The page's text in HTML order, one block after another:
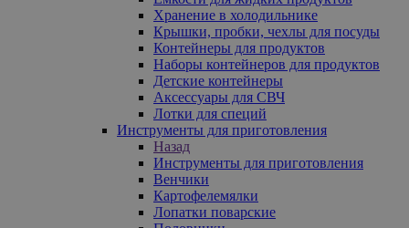
Хранение в холодильнике
Крышки, пробки, чехлы для посуды
Контейнеры для продуктов
Наборы контейнеров для продуктов
Детские контейнеры
Аксессуары для СВЧ
Лотки для специй
Инструменты для приготовления
Назад
Инструменты для приготовления
Венчики
Картофелемялки
Лопатки поварские